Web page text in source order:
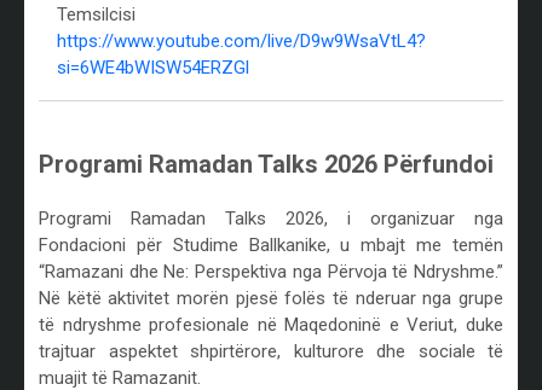
Temsilcisi
https://www.youtube.com/live/D9w9WsaVtL4?
si=6WE4bWISW54ERZGl
Programi Ramadan Talks 2026 Përfundoi
Programi Ramadan Talks 2026, i organizuar nga
Fondacioni për Studime Ballkanike, u mbajt me temën
“Ramazani dhe Ne: Perspektiva nga Përvoja të Ndryshme.”
Në këtë aktivitet morën pjesë folës të nderuar nga grupe
të ndryshme profesionale në Maqedoninë e Veriut, duke
trajtuar aspektet shpirtërore, kulturore dhe sociale të
muajit të Ramazanit.